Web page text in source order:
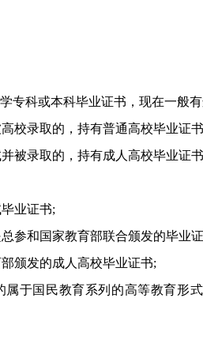
科或本科毕业证书，现在一般有
校录取的，持有普通高校毕业证
被录取的，持有成人高校毕业证
业证书;
参和国家教育部联合颁发的毕业
颁发的成人高校毕业证书;
属于国民教育系列的高等教育形